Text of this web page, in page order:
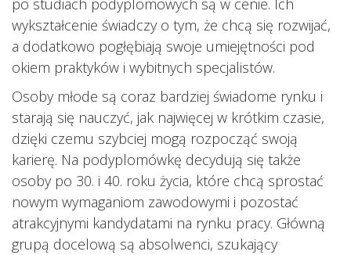
po studiach podyplomowych są w cenie. Ich
wykształcenie świadczy o tym, że chcą się rozwijać,
a dodatkowo pogłębiają swoje umiejętności pod
okiem praktyków i wybitnych specjalistów.
Osoby młode są coraz bardziej świadome rynku i
starają się nauczyć, jak najwięcej w krótkim czasie,
dzięki czemu szybciej mogą rozpocząć swoją
karierę. Na podyplomówkę decydują się także
osoby po 30. i 40. roku życia, które chcą sprostać
nowym wymaganiom zawodowymi i pozostać
atrakcyjnymi kandydatami na rynku pracy. Główną
grupą docelową są absolwenci, szukający